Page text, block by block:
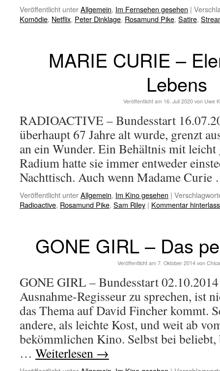
Veröffentlicht unterAllgemein, Im Fernsehen gesehen |
Komödie, Netflix, Peter Dinklage, Rosamund Pike, Satire,
MARIE CURIE –
Lebens
Veröffentlicht am 16. Juli 2020 von Uwe
RADIOACTIVE – Bundesstart
überhaupt 67 Jahre alt wurde, grenzt
an ein Wunder. Ein Behältnis mit
Radium hatte sie immer entweder
Nachttisch. Auch wenn Madame
Veröffentlicht unterAllgemein, Im Kino gesehen |
Radioactive, Rosamund Pike, Sam Riley | Kommentar
GONE GIRL – Das
Veröffentlicht am 7. Oktober 2014 von
GONE GIRL – Bundesstart
Ausnahme-Regisseur zu sprechen, ist
das Thema auf David Fincher kommt.
andere, als leichte Kost, und weit ab
bekömmlichen Kino. Selbst bei
… Weiterlesen →